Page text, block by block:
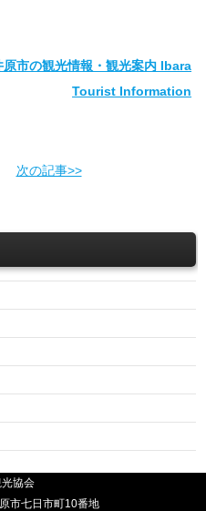
市の観光情報・観光案内 Ibara
Tourist Information
次の記事>>
光協会
市七日市町10番地